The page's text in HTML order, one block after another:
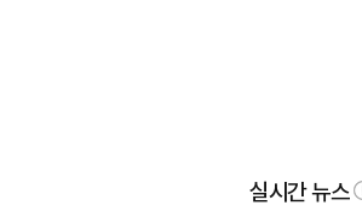
실시간 뉴스